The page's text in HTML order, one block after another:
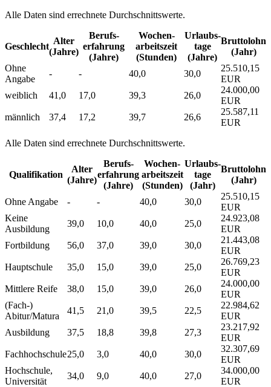
Alle Daten sind errechnete Durchschnittswerte.
Geschlecht
Alter
(Jahre)
Berufs­
erfahrung
(Jahre)
Wochen­
arbeitszeit
(Stunden)
Urlaubs­
tage
(Jahre)
Bruttolohn
(Jahr)
Ohne
Angabe
- - 40,0 30,0
25.510,15
EUR
weiblich
41,0 17,0 39,3 26,0
24.000,00
EUR
männlich
37,4 17,2 39,7 26,6
25.587,11
EUR
Alle Daten sind errechnete Durchschnittswerte.
Qualifikation
Alter
(Jahre)
Berufs­
erfahrung
(Jahre)
Wochen­
arbeitszeit
(Stunden)
Urlaubs­
tage
(Jahr)
Bruttolohn
(Jahr)
Ohne Angabe - - 40,0 30,0
25.510,15
EUR
Keine
Ausbildung
39,0 10,0 40,0 25,0
24.923,08
EUR
Fortbildung
56,0 37,0 39,0 30,0
21.443,08
EUR
Hauptschule
35,0 15,0 39,0 25,0
26.769,23
EUR
Mittlere Reife
38,0 15,0 39,0 26,0
24.000,00
EUR
(Fach-)
Abitur/Matura
41,5 21,0 39,5 22,5
22.984,62
EUR
Ausbildung
37,5 18,8 39,8 27,3
23.217,92
EUR
Fachhochschule25,0 3,0 40,0 30,0
32.307,69
EUR
Hochschule,
Universität
34,0 9,0 40,0 27,0
34.000,00
EUR